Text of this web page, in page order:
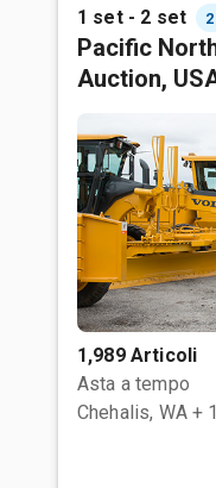
1 set - 2 set
Pacific
Auction,
1,989 Articoli
Asta a tempo
Chehalis, WA +